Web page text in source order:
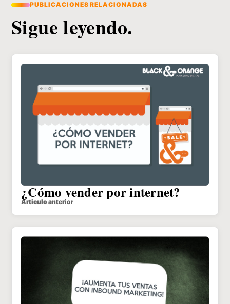
PUBLICACIONES RELACIONADAS
Sigue leyendo.
¿Cómo vender por internet?
Articulo anterior